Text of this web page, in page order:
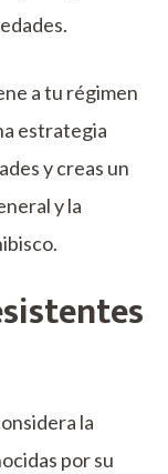
a tu régimen
estrategia
y creas un
y la
la
por su